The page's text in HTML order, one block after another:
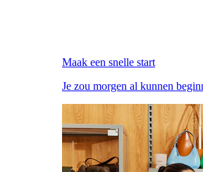
Maak een snelle start
Je zou morgen al kunnen